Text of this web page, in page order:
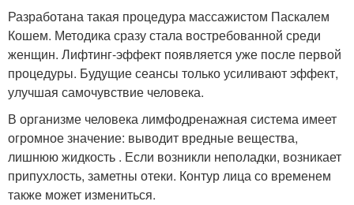
Разработана такая процедура массажистом Паскалем
Кошем. Методика сразу стала востребованной среди
женщин. Лифтинг-эффект появляется уже после первой
процедуры. Будущие сеансы только усиливают эффект,
улучшая самочувствие человека.
В организме человека лимфодренажная система имеет
огромное значение: выводит вредные вещества,
лишнюю жидкость . Если возникли неполадки, возникает
припухлость, заметны отеки. Контур лица со временем
также может измениться.